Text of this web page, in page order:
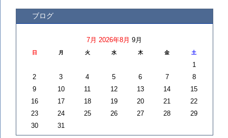
ブログ
7月 2026年8月 9月
日 月 火 水 木 金 土
1
2
3 4 5 6 7
8
9
10 11 12 13 14
15
16
17 18 19 20 21
22
23
24 25 26 27 28
29
30
31